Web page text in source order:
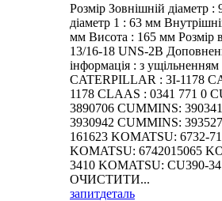
Розмір Зовнішній діаметр
діаметр 1 : 63 мм
мм Висота : 165 мм Розмір
13/16-18 UNS-2B
інформація : з
CATERPILLAR : 3I-1178
1178 CLAAS : 0341 771 0
3890706 CUMMINS:
3930942 CUMMINS:
161623 KOMATSU: 6732-
KOMATSU: 6742015065
3410 KOMATSU: CU390-
ОЧИСТИТИ...
запитдеталь